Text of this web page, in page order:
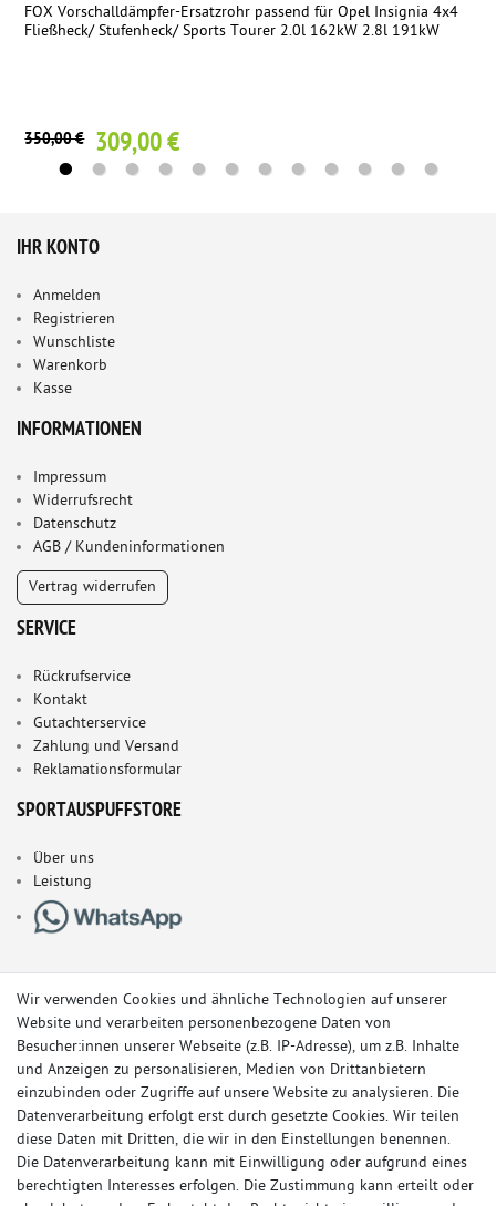
FOX Vorschalldämpfer-Ersatzrohr passend für Opel Insignia 4x4
Fließheck/ Stufenheck/ Sports Tourer 2.0l 162kW 2.8l 191kW
350,00 € 309,00 €
IHR KONTO
Anmelden
Registrieren
Wunschliste
Warenkorb
Kasse
INFORMATIONEN
Impressum
Widerrufsrecht
Datenschutz
AGB / Kundeninformationen
Vertrag widerrufen
SERVICE
Rückrufservice
Kontakt
Gutachterservice
Zahlung und Versand
Reklamationsformular
SPORTAUSPUFFSTORE
Über uns
Leistung
© Copyright 2026 Sportauspuff-Store.de - Alle Rechte vorbehalten.
Wir verwenden Cookies und ähnliche Technologien auf unserer
Website und verarbeiten personenbezogene Daten von
Besucher:innen unserer Webseite (z.B. IP-Adresse), um z.B. Inhalte
und Anzeigen zu personalisieren, Medien von Drittanbietern
einzubinden oder Zugriffe auf unsere Website zu analysieren. Die
Datenverarbeitung erfolgt erst durch gesetzte Cookies. Wir teilen
diese Daten mit Dritten, die wir in den Einstellungen benennen.
Die Datenverarbeitung kann mit Einwilligung oder aufgrund eines
berechtigten Interesses erfolgen. Die Zustimmung kann erteilt oder